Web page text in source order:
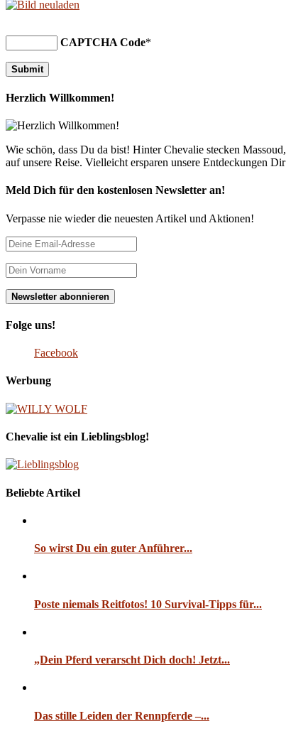
CAPTCHA Code*
Herzlich Willkommen!
Wie schön, dass Du da bist! Hinter Chevalie stecken
auf unsere Reise. Vielleicht ersparen unsere Entdeckungen
Meld Dich für den kostenlosen Newsletter an!
Verpasse nie wieder die neuesten Artikel und Aktionen!
Folge uns!
Facebook
Werbung
Chevalie ist ein Lieblingsblog!
Beliebte Artikel
So wirst Du ein guter Anführer...
Poste niemals Reitfotos! 10 Survival-Tipps für...
„Dein Pferd verarscht Dich doch! Jetzt...
Das stille Leiden der Rennpferde –...